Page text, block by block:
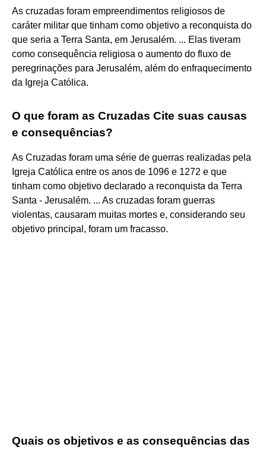
As cruzadas foram empreendimentos religiosos de
caráter militar que tinham como objetivo a reconquista do
que seria a Terra Santa, em Jerusalém. ... Elas tiveram
como consequência religiosa o aumento do fluxo de
peregrinações para Jerusalém, além do enfraquecimento
da Igreja Católica.
O que foram as Cruzadas Cite suas causas
e consequências?
As Cruzadas foram uma série de guerras realizadas pela
Igreja Católica entre os anos de 1096 e 1272 e que
tinham como objetivo declarado a reconquista da Terra
Santa - Jerusalém. ... As cruzadas foram guerras
violentas, causaram muitas mortes e, considerando seu
objetivo principal, foram um fracasso.
Quais os objetivos e as consequências das